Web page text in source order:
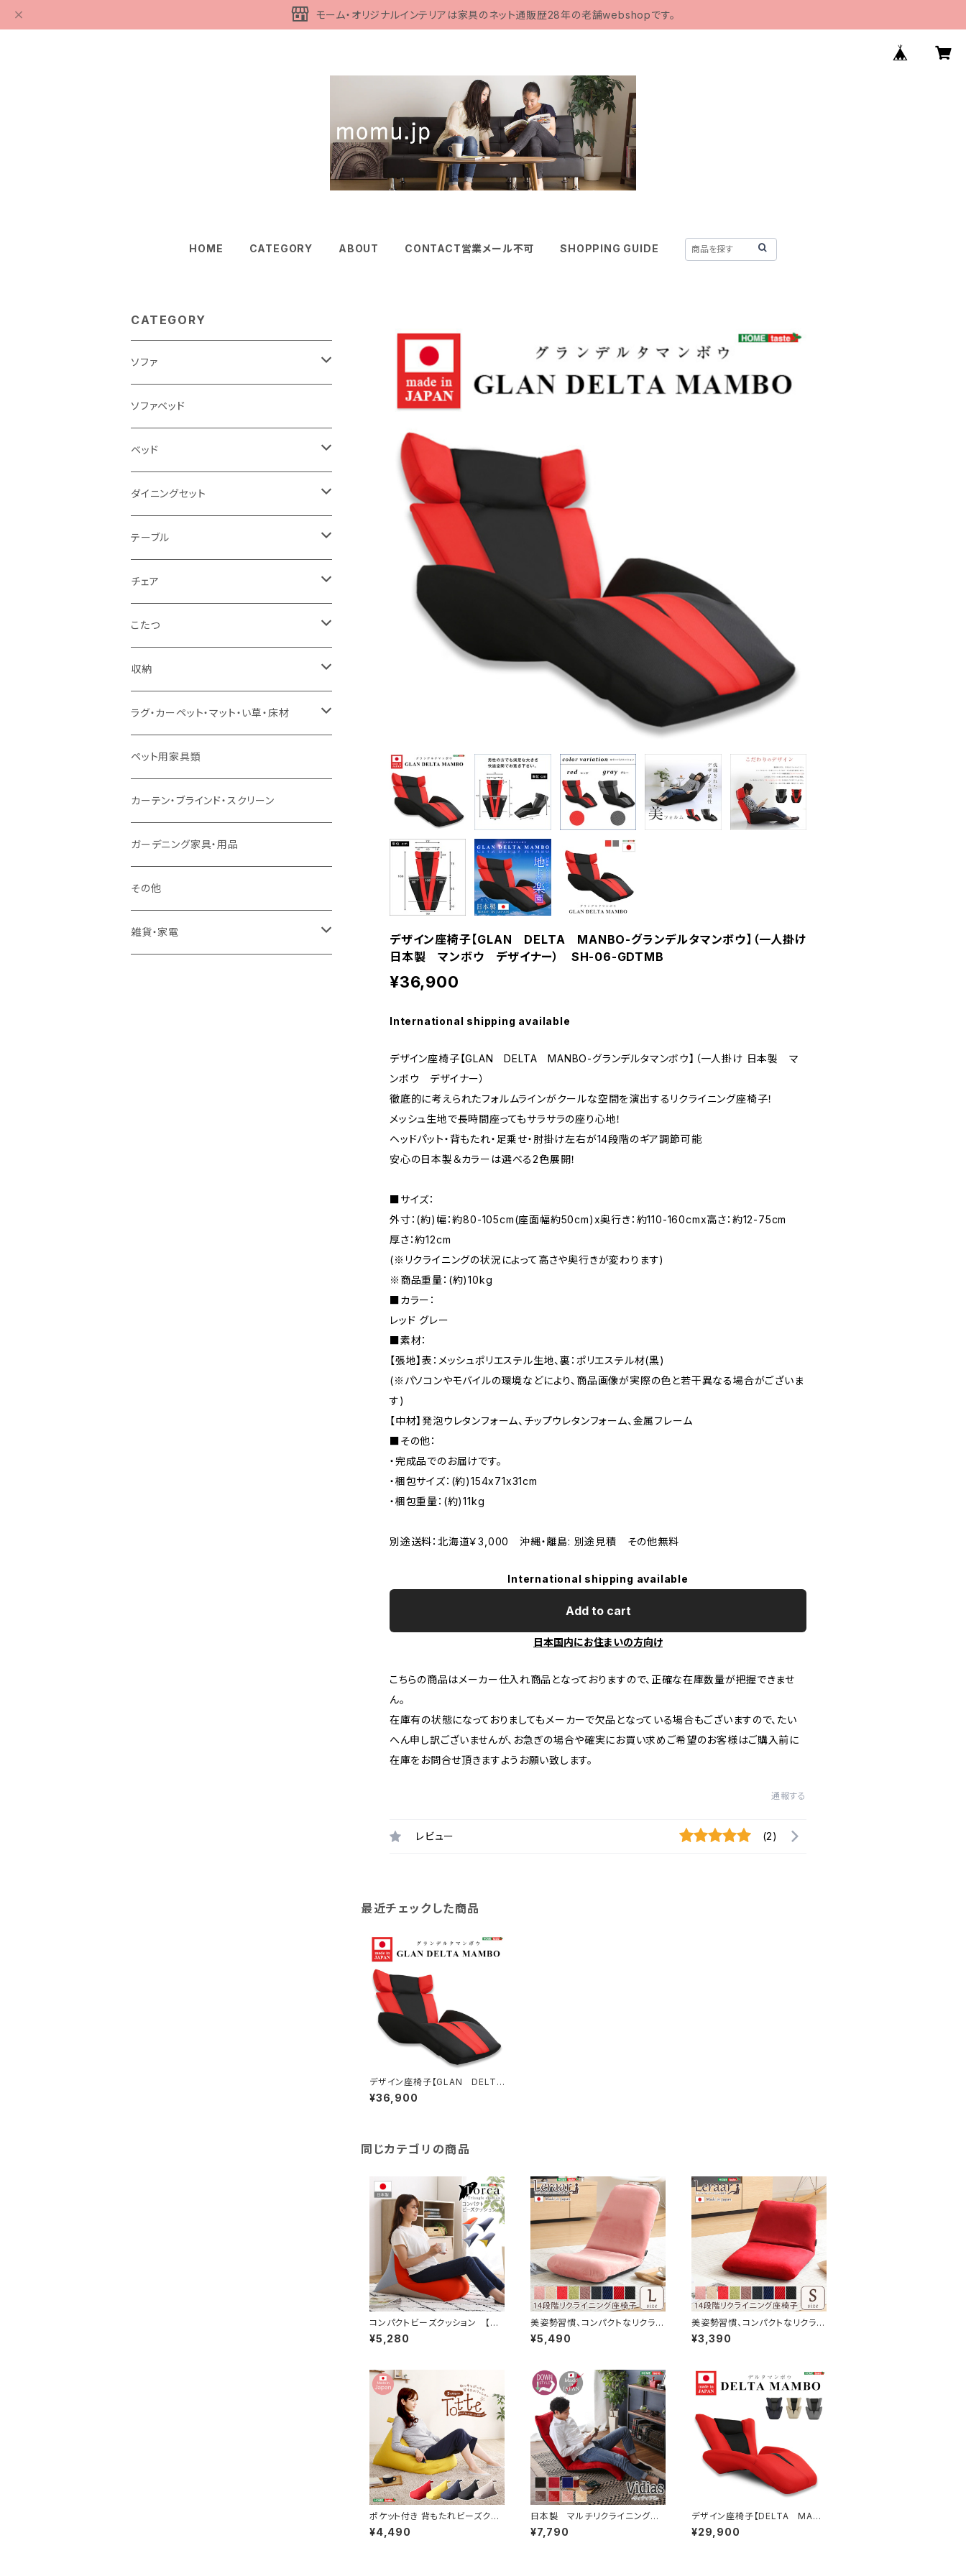
モーム・オリジナルインテリアは家具のネット通販歴28年の老舗webshopです。
HOME CATEGORY ABOUT CONTACT営業メール不可 SHOPPING GUIDE
デザイン座椅子【GLAN DELTA MANBO-グランデルタマンボウ】（一人掛け
日本製 マンボウ デザイナー） SH-06-GDTMB
¥36,900
International shipping available
デザイン座椅子【GLAN DELTA MANBO-グランデルタマンボウ】（一人掛け 日本製 マ
ンボウ デザイナー）
徹底的に考えられたフォルムラインがクールな空間を演出するリクライニング座椅子！
メッシュ生地で長時間座ってもサラサラの座り心地！
ヘッドパット・背もたれ・足乗せ・肘掛け左右が14段階のギア調節可能
安心の日本製＆カラーは選べる2色展開！
■サイズ：
外寸：(約)幅：約80-105cm(座面幅約50cm)x奥行き：約110-160cmx高さ：約12-75cm
厚さ：約12cm
(※リクライニングの状況によって高さや奥行きが変わります)
※商品重量：(約)10kg
■カラー：
レッド グレー
■素材：
【張地】表：メッシュポリエステル生地、裏：ポリエステル材(黒)
(※パソコンやモバイルの環境などにより、商品画像が実際の色と若干異なる場合がございま
す)
【中材】発泡ウレタンフォーム、チップウレタンフォーム、金属フレーム
■その他：
・完成品でのお届けです。
・梱包サイズ：(約)154x71x31cm
・梱包重量：(約)11kg
別途送料：北海道￥3,000 沖縄・離島: 別途見積 その他無料
International shipping available
Add to cart
日本国内にお住まいの方向け
こちらの商品はメーカー仕入れ商品となっておりますので、正確な在庫数量が把握できませ
ん。
在庫有の状態になっておりましてもメーカーで欠品となっている場合もございますので、たい
へん申し訳ございませんが、お急ぎの場合や確実にお買い求めご希望のお客様はご購入前に
在庫をお問合せ頂きますようお願い致します。
通報する
レビュー (2)
最近チェックした商品
デザイン座椅子【GLAN DELTA
MANBO-グランデルタマンボ
ウ】（一人掛け 日本製 マンボ
¥36,900
同じカテゴリの商品
コンパクトビーズクッション 【To
rca-トルカ-】 SH-07-TRC
¥5,280
美姿勢習慣、コンパクトなリクライ
ニング座椅子（Lサイズ）日本製 |
Leraar-リーラー- SH-07-LE
¥5,490
美姿勢習慣、コンパクトなリクライ
ニング座椅子（Sサイズ）日本製 |
Leraar-リーラー- SH-07-LE
¥3,390
ポケット付き 背もたれビーズクッ
ション 【Totte -トッテ-】 SH-
07-TBC
¥4,490
日本製 マルチリクライニング座
椅子 【Vidias-ヴィディアス】 7
カラー （ダウンスタイル） SH-
¥7,790
デザイン座椅子【DELTA MANB
O-デルタマンボウ-】（一人掛け
日本製 マンボウ デザイナー）
¥29,900
CATEGORY
ソファ
3人掛け
2.5人掛け
2人掛け
1人掛け
カウチソファ
コーナーソファ
ソファセット
スツール・オットマン
ソファ付属品
クッション・座椅子
ソファベッド
ベッド
シングルサイズ以下（フレームのみ）
セミダブルサイズ（フレームのみ）
ダブルサイズ（フレームのみ）
ワイドダブルサイズ以上（フレームのみ）
シングルサイズ以下（マットレス付）
セミダブルサイズ（マットレス付）
ダブルサイズ（マットレス付）
ダブルサイズ以上（マットレス付）
ロフトベッド
二段ベッド
マットレス
ダイニングセット
ダイニング3点セット以下
ダイニング4点セット
ダイニング5点・6点セット
ダイニング7点セット以上
テーブル
センターテーブル
ダイニングテーブル
カウンターテーブル
リフティングテーブル
サイドテーブル・コーヒーテーブル
デスク
チェア
ダイニングチェア
カウンターチェア
キッズチェア
オフィスチェア・ゲーミングチェア
ダイニングベンチ・スツール
こたつ
こたつテーブル
こたつ布団
コタツ・布団セット
収納
本棚・シェルフ
食器棚・収納庫
レンジ台・カウンター
ラック
TVボード
キャビネット・飾り棚
ラグ・カーペット・マット・い草・床材
マット・フロアタイル
ラグ
カーペット
ペット用家具類
カーテン・ブラインド・スクリーン
ガーデニング家具・用品
その他
雑貨・家電